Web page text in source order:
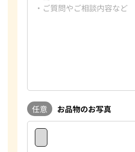
任意 お品物のお写真